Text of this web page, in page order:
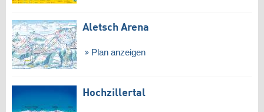
Aletsch Arena
Plan anzeigen
Hochzillertal